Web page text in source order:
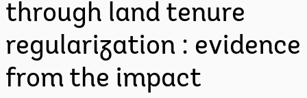
through land tenure
regularization : evidence
from the impact